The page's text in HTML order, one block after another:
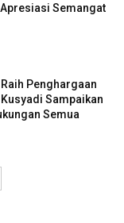
Semangat
Penghargaan
Sampaikan
Semua